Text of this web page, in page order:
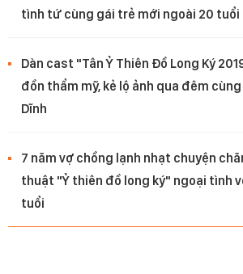
tình tứ cùng gái trẻ mới ngoài 20 tuổi
Dàn cast "Tân Ỷ Thiên Đồ Long Ký
đồn thẩm mỹ, kẻ lộ ảnh qua đêm
Dĩnh
7 năm vợ chồng lạnh nhạt chuyện
thuật "Ỷ thiên đồ long ký" ngoại tình
tuổi